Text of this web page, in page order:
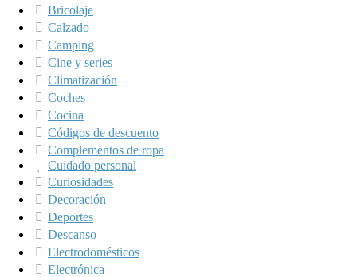
Bricolaje
Calzado
Camping
Cine y series
Climatización
Coches
Cocina
Códigos de descuento
Complementos de ropa
Cuidado personal
Curiosidades
Decoración
Deportes
Descanso
Electrodomésticos
Electrónica